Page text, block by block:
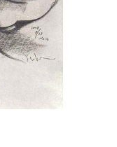
スケジュール